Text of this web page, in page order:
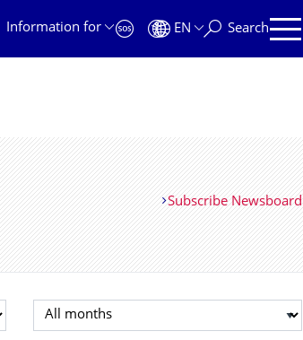
Information for
EN Search
Subscribe Newsboard
Select month